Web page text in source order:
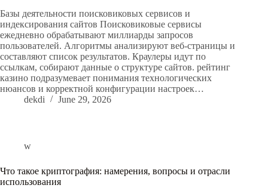
Базы деятельности поисковиковых сервисов и
индексирования сайтов Поисковиковые сервисы
ежедневно обрабатывают миллиарды запросов
пользователей. Алгоритмы анализируют веб-страницы и
составляют список результатов. Краулеры идут по
ссылкам, собирают данные о структуре сайтов. рейтинг
казино подразумевает понимания технологических
нюансов и корректной конфигурации настроек…
dekdi
June 29, 2026
w
Что такое криптография: намерения, вопросы и отрасли
использования